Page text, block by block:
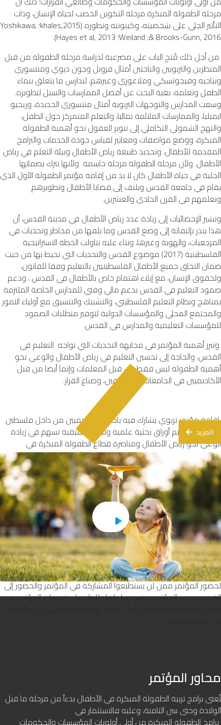
مرحلة الطفولة المبكرة مرحلة التكوين الخصب لحياة الإنسان، وذات
التأثير الجلي على شخصيته، وكينونته وتطوره (khales,2015؛ Yoshikawa;
Weiland ;& Brooks-Gunn, 2016؛ Hayes et al, 2013).
من أجل ذلك فُتح الباب على مصرعية لدراسة مرحلة الطفولة من قبل
المنظرين والتربويين والباحثين أمثال فروبل وجون ديوي ومنتسوري
وبياجيه وفيجوتسكي وملاغوزي وغيرهم، لتدارس ما يتعلق بنماء
الطفل وتعلمه، بغية البحث عن أفضل الممارسات والسبل لتطويره.
وسعت المدارس والتوجهات التربوية أمثال منتسوري الجديدة، وريجيو
ايميليا، والممارسات الملائمة نمائيا، والتعلم المتمركز حول الطفل،
والنهج الشمولي التكاملي إلى تنوير العقول نحو أهمية الطفولة
المبكرة، ووضع مواصفات ومعايير لقياس جودة الخدمات والبرامج
المقدمة للأطفال، وتحديد طبيعة رياض الأطفال وبيئة التعلم في رياض
الأطفال. ولأن مرحلة الطفولة مرحلة حاسمة ولأنها تترك بصماتها
الجلية في حياة الأطفال كان لا بد من إقامة مؤتمر الطفولة الأول الذي
يقام في جامعة القدس ويلتف إلى قضايا الأطفال وتطويرهم
وتعلمهم في القرن الحادي والعشرين.
وتشير الإحصائيات إلى زيادة عدد رياض الأطفال في مدينة القدس، أن
هذا ينذر بإلتفاتة إلى وضع القدس وما يلفها من مخاطر وتحديات في
المرجعيات، والهوية وغيرها، وبناء عليه تناولت الخطة الاستراتيجية
الفلسطينية (2017) موضوع القدس والتحديات التي تحيط بها من حيث
ضمان التحاق جميع الأطفال الفلسطينيين بالتعليم وفقا للقانون،
ولحقوق الإنسان، مع إيلاء اهتمام خاص بالأطفال في القدس ، ودعم
صمود التعليم في القدس بدعم مالي وفني للمدارس الخاصة الملتزمة
بمناهج ونظام التعليم الفلسطيني، والتشبيك والتنسيق مع أولياء الامور
والمجتمع المحلي والمؤسسات الدولية لتوفير متطلبات الصمود
للمؤسسات التعليمية والمدارس في القدس.
وتبرز أهمية المؤتمر في مجابهة التحديات التي تواجه التعليم في
القدس، والحاجة إلى تحسين التعليم في رياض الأطفال والوعي نحو
أهمية الطفولة ليس فقط من قبل المعلمات وإنما أيضا من قبل
الأكاديميين في الجامعات، والمشرفين، وصناغ القرار.
إقامة مؤتمر تربوي يشارك فيه باحثين وأكاديميين من داخل فلسطين
وخارجها، بتقديم أوراق بحثية علمية وتجارب حقيقية تسهم في زيادة
الوعي نحو رياض الأطفال ومناصرة قطاع الطفولة المبكرة في
فلسطين عامة والقدس تحديدا. هذه المرة الأولى التي يقام فيها
مؤتمر للطفولة في مدينة القدس.
تتنوع محاور المؤتمر بين الممارسات الملائمة نمائيا، والتوجهات العالمية
في الطفولة المبكرة، والتعليم في الطفولة، وتطوير رياض الأطفال،
وتطوير التعليم.
كما يتضمن المؤتمر إقامة ورش عمل لمعلمات رياض الأطفال حول
التعليم في الطفولة المبكرة .
سيتم نشر أبحاث المؤتمر في كتيب للاستفاده منه في تطوير التعليم في
رياض الأطفال. وسيتم أيضا عمل Streaming من خلال برنامج الزوم
لحضور المؤتمر ممن لن يستطيعوا المشاركة في المؤتمر والحضور إلى
القدس. وبعد المؤتمر سيتم عمل لقاء للبناء على توصيات المؤتمر في
المزيد
محاور المؤتمر
تُعنى برامج تربية الطفولة المبكرة في الأطفال بدءاً من مرحلة ما قبل
الولادة وحتى سن الثامنة، وعليه فالاستثمار في
برامج الطفولة المبكرة من أولى أولويات المؤسسات والحكومات